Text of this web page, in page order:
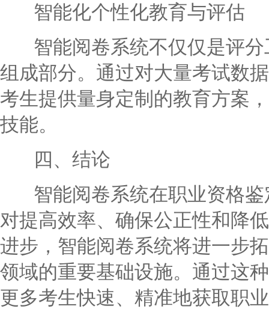
智能化个性化教育与评估
智能阅卷系统不仅仅是评分
组成部分。通过对大量考试数
考生提供量身定制的教育方案
技能。
四、结论
智能阅卷系统在职业资格鉴
对提高效率、确保公正性和降
进步，智能阅卷系统将进一步
领域的重要基础设施。通过这
更多考生快速、精准地获取职